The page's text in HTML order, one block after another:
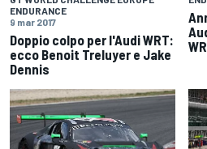
ENDURANCE
9 mar 2017
Doppio colpo per l'Audi WRT:
ecco Benoit Treluyer e Jake
Dennis